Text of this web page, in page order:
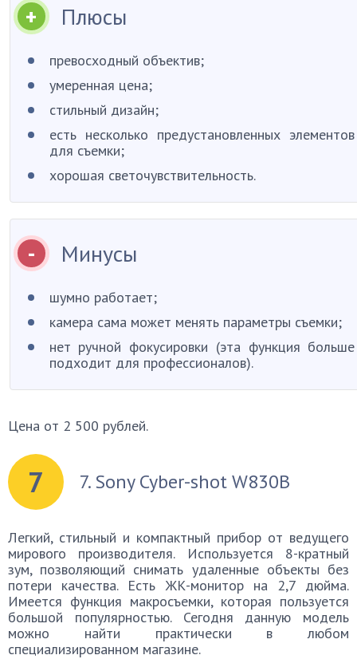
Плюсы
превосходный объектив;
умеренная цена;
стильный дизайн;
есть несколько предустановленных элементов
для съемки;
хорошая светочувствительность.
Минусы
шумно работает;
камера сама может менять параметры съемки;
нет ручной фокусировки (эта функция больше
подходит для профессионалов).
Цена от 2 500 рублей.
7 7. Sony Cyber-shot W830B
Легкий, стильный и компактный прибор от ведущего
мирового производителя. Используется 8-кратный
зум, позволяющий снимать удаленные объекты без
потери качества. Есть ЖК-монитор на 2,7 дюйма.
Имеется функция макросъемки, которая пользуется
большой популярностью. Сегодня данную модель
можно найти практически в любом
специализированном магазине.